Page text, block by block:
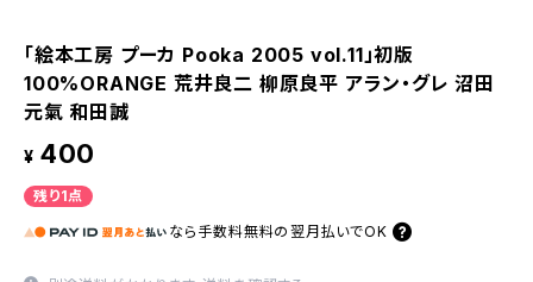
「絵本工房 プーカ Pooka 2005 vol.11」初版
100%ORANGE 荒井良二 柳原良平 アラン・グレ 沼田
元氣 和田誠
¥ 400
残り1点
なら 手数料無料の 翌月払いでOK